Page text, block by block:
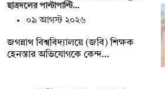
ছাত্রদলের পাল্টাপাল্টি…
০৯ আগস্ট ২০২৬
জগন্নাথ বিশ্ববিদ্যালয়ে (জবি) শিক্ষক
হেনস্তার অভিযোগকে কেন্দ…